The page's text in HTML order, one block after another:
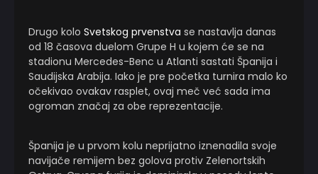
Drugo kolo Svetskog prvenstva se nastavlja danas
od 18 časova duelom Grupe H u kojem će se na
stadionu Mercedes-Benc u Atlanti sastati Španija i
Saudijska Arabija. Iako je pre početka turnira malo ko
očekivao ovakav rasplet, ovaj meč već sada ima
ogroman značaj za obe reprezentacije.
Španija je u prvom kolu neprijatno iznenadila svoje
navijače remijem bez golova protiv Zelenortskih